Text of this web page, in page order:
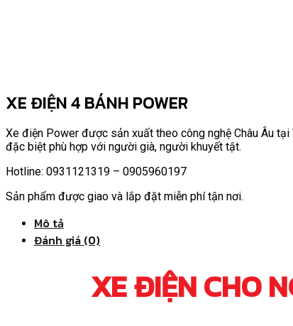
XE ĐIỆN 4 BÁNH POWER
Xe điện Power được sản xuất theo công nghệ Châu Âu
đặc biệt phù hợp với người già, người khuyết tật.
Hotline: 0931121319 – 0905960197
Sản phẩm được giao và lắp đặt miễn phí tận nơi.
Mô tả
Đánh giá (0)
XE ĐIỆN CHO